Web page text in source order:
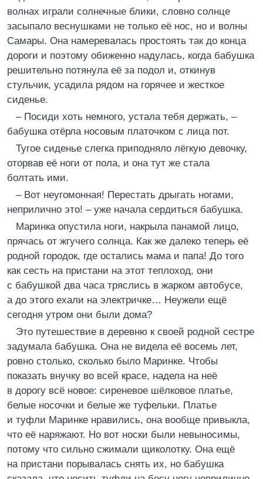
волнах играли солнечные блики, словно солнце
засыпало веснушками не только её нос, но и волны
Самары. Она намеревалась простоять так до конца
дороги и поэтому обиженно надулась, когда бабушка
решительно потянула её за подол и, откинув
стульчик, усадила рядом на горячее и жесткое
сиденье.
– Посиди хоть немного, устала тебя держать, –
бабушка отёрла носовым платочком с лица пот.
Тугое сиденье слегка приподняло лёгкую девочку,
оторвав её ноги от пола, и она тут же стала
болтать ими.
– Вот неугомонная! Перестать дрыгать ногами,
неприлично это! – уже начала сердиться бабушка.
Маринка опустила ноги, накрыла панамой лицо,
прячась от жгучего солнца. Как же далеко теперь её
родной городок, где остались мама и папа! До того
как сесть на пристани на этот теплоход, они
с бабушкой два часа тряслись в жарком автобусе,
а до этого ехали на электричке… Неужели ещё
сегодня утром они были дома?
Это путешествие в деревню к своей родной сестре
задумала бабушка. Она не видела её восемь лет,
ровно столько, сколько было Маринке. Чтобы
показать внучку во всей красе, надела на неё
в дорогу всё новое: сиреневое шёлковое платье,
белые носочки и белые же туфельки. Платье
и туфли Маринке нравились, она вообще привыкла,
что её наряжают. Но вот носки были невыносимы,
потому что сильно сжимали щиколотку. Она ещё
на пристани порывалась снять их, но бабушка